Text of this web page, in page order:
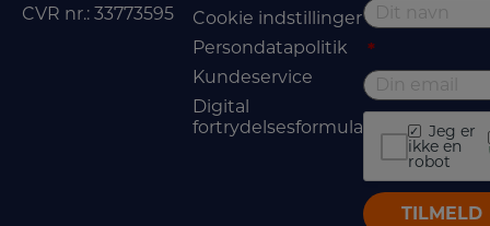
CVR nr.: 33773595
Cookie indstillinger
Persondatapolitik
Kundeservice
Digital
fortrydelsesformular
*
Jeg er
ikke en
robot